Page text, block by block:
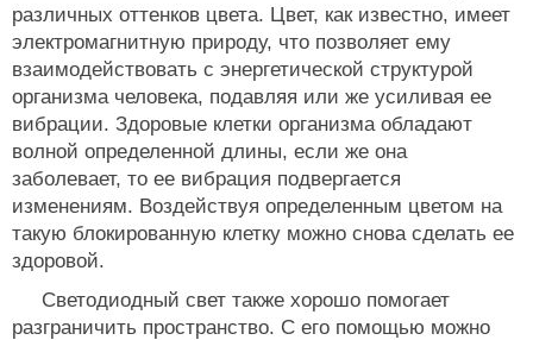
различных оттенков цвета. Цвет, как известно, имеет
электромагнитную природу, что позволяет ему
взаимодействовать с энергетической структурой
организма человека, подавляя или же усиливая ее
вибрации. Здоровые клетки организма обладают
волной определенной длины, если же она
заболевает, то ее вибрация подвергается
изменениям. Воздействуя определенным цветом на
такую блокированную клетку можно снова сделать ее
здоровой.
Светодиодный свет также хорошо помогает
разграничить пространство. С его помощью можно